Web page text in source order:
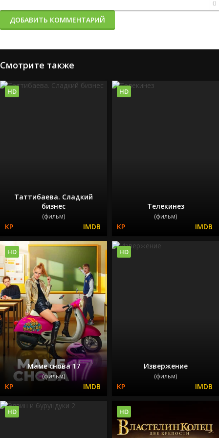
0
ДОБАВИТЬ КОММЕНТАРИЙ
Смотрите также
Таттибаева. Сладкий
бизнес
(фильм)
HD
Телекинез
(фильм)
HD
Маме снова 17
(фильм)
HD
Извержение
(фильм)
HD
HD HD